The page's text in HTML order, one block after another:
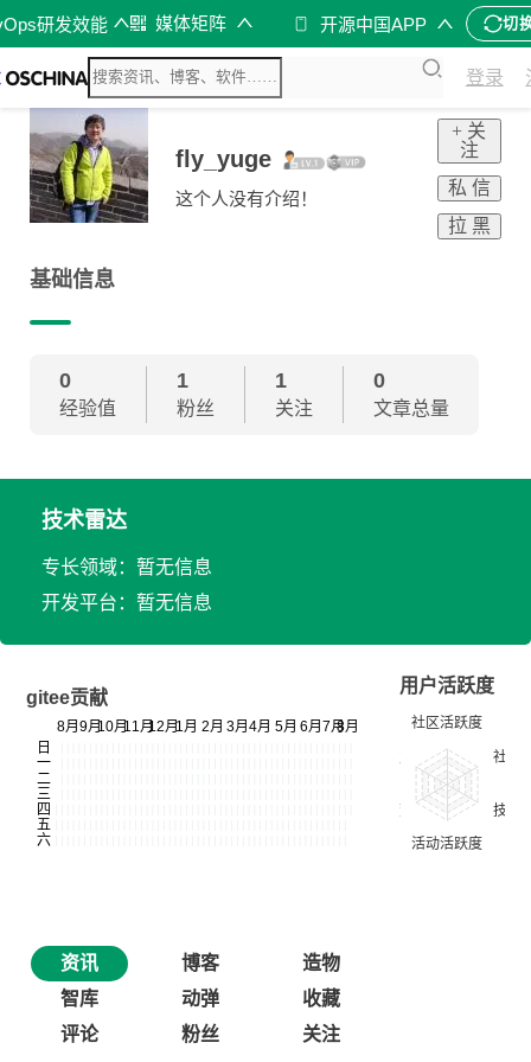
研发效能 媒体矩阵 开源中国APP 切
登录
fly_yuge
这个人没有介绍！
+ 关
注
私 信
拉 黑
基础信息
0
经验值
1
粉丝
1
关注
0
文章总量
技术雷达
专长领域：暂无信息
开发平台：暂无信息
gitee贡献
用户活跃度
资讯 博客
造物
智库
动弹
收藏
评论
粉丝 关注